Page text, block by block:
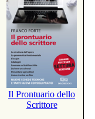
Il Prontuario dello
Scrittore